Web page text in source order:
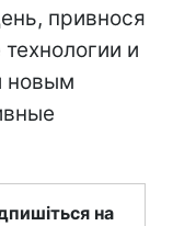
привнося
и
новым
на